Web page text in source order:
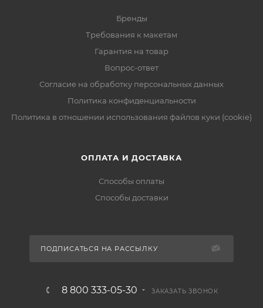
Бренды
Требования к макетам
Гарантия на товар
Вопрос-ответ
Согласие на обработку персональных данных
Политика конфиденциальности
Политика в отношении использования файлов куки (cookie)
ОПЛАТА И ДОСТАВКА
Способы оплаты
Способы доставки
ПОДПИСАТЬСЯ НА РАССЫЛКУ
8 800 333-05-30 ЗАКАЗАТЬ ЗВОНОК